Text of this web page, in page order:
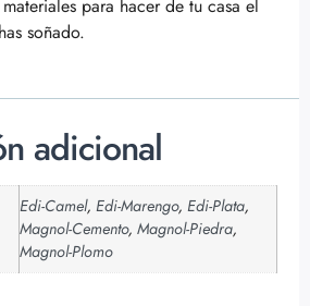
para hacer de tu casa el
soñado.
adicional
Edi-Camel, Edi-Marengo, Edi-Plata,
Magnol-Cemento, Magnol-Piedra,
Magnol-Plomo